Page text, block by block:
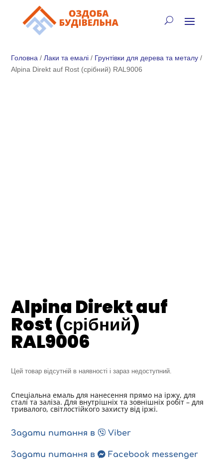
⚡
Головна /Лаки та емалі / Грунтівки для дерева та металу /
Alpina Direkt auf Rost (срібний) RAL9006
Alpina Direkt auf
Rost (срібний)
RAL9006
Цей товар відсутній в наявності і зараз недоступний.
Cпеціальна емаль для нанесення прямо на іржу, для
сталі та заліза. Для внутрішніх та зовнішніх робіт – для
тривалого, світлостійкого захисту від іржі.
Задати питання в Viber
Задати питання в Facebook messenger